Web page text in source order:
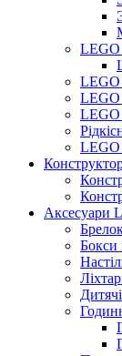
LEGO
LEGO
LEGO
LEGO
LEGO
Аксесуари
Бокси